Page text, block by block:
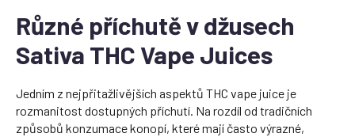
Různé příchutě v džusech
Sativa THC Vape Juices
Jedním z nejpřitažlivějších aspektů THC vape juice je
rozmanitost dostupných příchutí. Na rozdíl od tradičních
způsobů konzumace konopí, které mají často výrazné,